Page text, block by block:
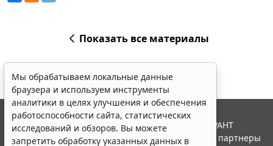
Показать все материалы
Мы обрабатываем локальные данные
браузера и используем инструменты
аналитики в целях улучшения и обеспечения
работоспособности сайта, статистических
исследований и обзоров. Вы можете
запретить обработку указанных данных в
© ООО "НПП "ГАРАНТ-СЕРВИС", 2026. Система ГАРАНТ
выпускается с 1990 года. Компания "Гарант" и ее партнеры